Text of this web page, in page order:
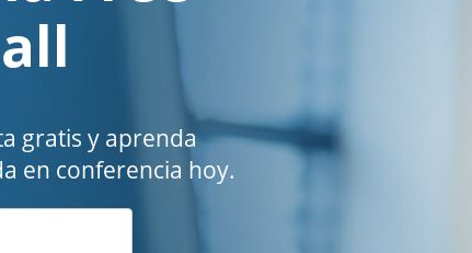
gratis y aprenda
en conferencia hoy.